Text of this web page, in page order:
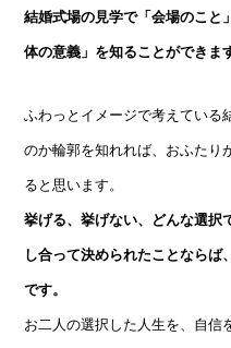
結婚式場の見学で「会場のこと
体の意義」を知ることができま
ふわっとイメージで考えている
のか輪郭を知れれば、おふたり
ると思います。
挙げる、挙げない、どんな選択
し合って決められたことならば
です。
お二人の選択した人生を、自信